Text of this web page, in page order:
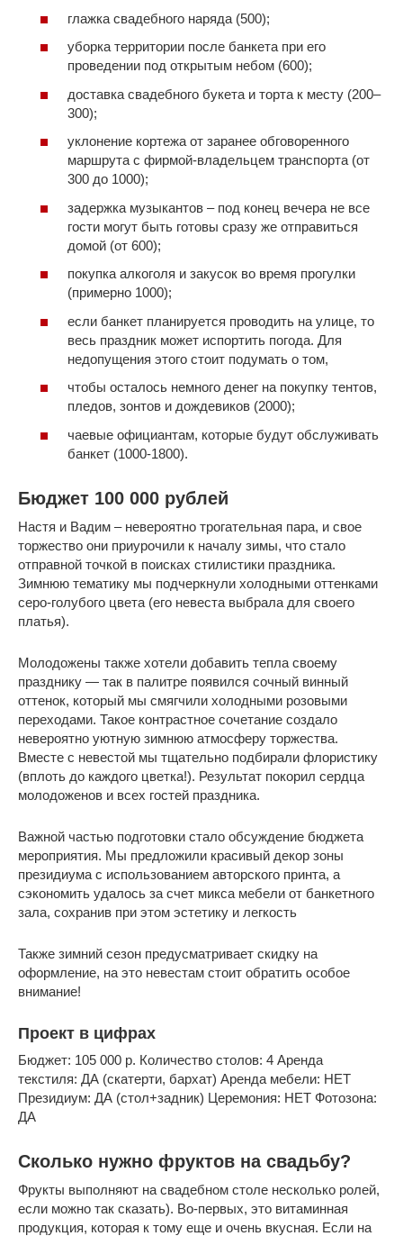
глажка свадебного наряда (500);
уборка территории после банкета при его
проведении под открытым небом (600);
доставка свадебного букета и торта к месту (200–
300);
уклонение кортежа от заранее обговоренного
маршрута с фирмой-владельцем транспорта (от
300 до 1000);
задержка музыкантов – под конец вечера не все
гости могут быть готовы сразу же отправиться
домой (от 600);
покупка алкоголя и закусок во время прогулки
(примерно 1000);
если банкет планируется проводить на улице, то
весь праздник может испортить погода. Для
недопущения этого стоит подумать о том,
чтобы осталось немного денег на покупку тентов,
пледов, зонтов и дождевиков (2000);
чаевые официантам, которые будут обслуживать
банкет (1000-1800).
Бюджет 100 000 рублей
Настя и Вадим – невероятно трогательная пара, и свое
торжество они приурочили к началу зимы, что стало
отправной точкой в поисках стилистики праздника.
Зимнюю тематику мы подчеркнули холодными оттенками
серо-голубого цвета (его невеста выбрала для своего
платья).
Молодожены также хотели добавить тепла своему
празднику — так в палитре появился сочный винный
оттенок, который мы смягчили холодными розовыми
переходами. Такое контрастное сочетание создало
невероятно уютную зимнюю атмосферу торжества.
Вместе с невестой мы тщательно подбирали флористику
(вплоть до каждого цветка!). Результат покорил сердца
молодоженов и всех гостей праздника.
Важной частью подготовки стало обсуждение бюджета
мероприятия. Мы предложили красивый декор зоны
президиума с использованием авторского принта, а
сэкономить удалось за счет микса мебели от банкетного
зала, сохранив при этом эстетику и легкость
Также зимний сезон предусматривает скидку на
оформление, на это невестам стоит обратить особое
внимание!
Проект в цифрах
Бюджет: 105 000 р. Количество столов: 4 Аренда
текстиля: ДА (скатерти, бархат) Аренда мебели: НЕТ
Президиум: ДА (стол+задник) Церемония: НЕТ Фотозона:
ДА
Сколько нужно фруктов на свадьбу?
Фрукты выполняют на свадебном столе несколько ролей,
если можно так сказать). Во-первых, это витаминная
продукция, которая к тому еще и очень вкусная. Если на